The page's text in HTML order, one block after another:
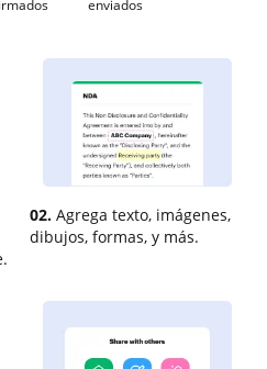
enviados
02. Agrega texto, imágenes,
dibujos, formas, y más.